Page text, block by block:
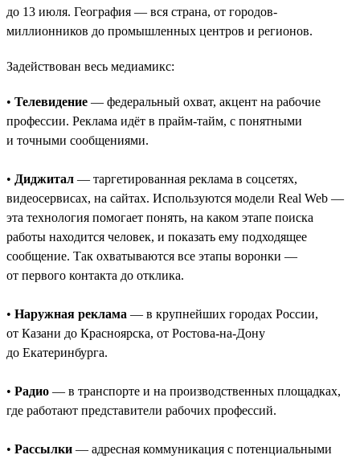
до 13 июля. География — вся страна, от городов-
миллионников до промышленных центров и регионов.
Задействован весь медиамикс:
• Телевидение — федеральный охват, акцент на рабочие
профессии. Реклама идёт в прайм-тайм, с понятными
и точными сообщениями.
• Диджитал — таргетированная реклама в соцсетях,
видеосервисах, на сайтах. Используются модели Real Web —
эта технология помогает понять, на каком этапе поиска
работы находится человек, и показать ему подходящее
сообщение. Так охватываются все этапы воронки —
от первого контакта до отклика.
• Наружная реклама — в крупнейших городах России,
от Казани до Красноярска, от Ростова-на-Дону
до Екатеринбурга.
• Радио — в транспорте и на производственных площадках,
где работают представители рабочих профессий.
• Рассылки — адресная коммуникация с потенциальными